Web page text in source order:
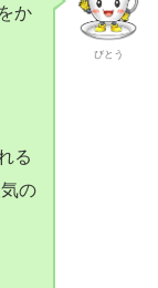
びとう
か
る
の